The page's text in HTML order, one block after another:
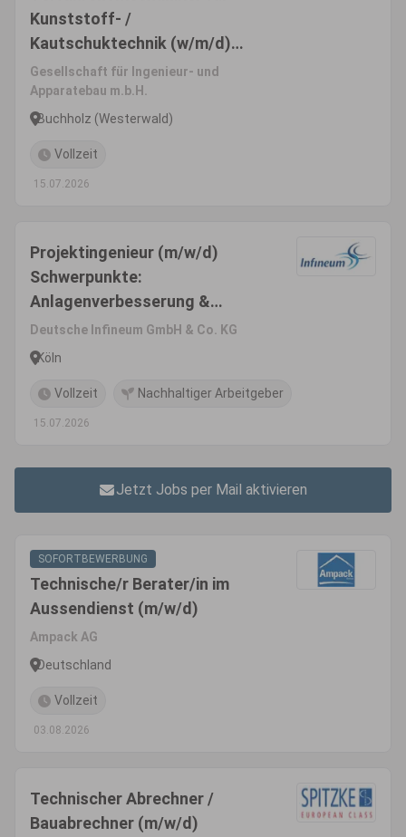
Kunststoff- /
Kautschuktechnik (w/m/d)
Schwerpunkt Bauteile /
Kunststoffschlosser
Gesellschaft für Ingenieur- und
Apparatebau m.b.H.
Buchholz (Westerwald)
Vollzeit
15.07.2026
Projektingenieur (m/w/d)
Schwerpunkte:
Anlagenverbesserung &
Weiterentwicklung
Deutsche Infineum GmbH & Co. KG
Köln
Vollzeit Nachhaltiger Arbeitgeber
15.07.2026
Jetzt Jobs per Mail aktivieren
SOFORTBEWERBUNG
Technische/r Berater/in im
Aussendienst (m/w/d)
Ampack AG
Deutschland
Vollzeit
03.08.2026
Technischer Abrechner /
Bauabrechner (m/w/d)